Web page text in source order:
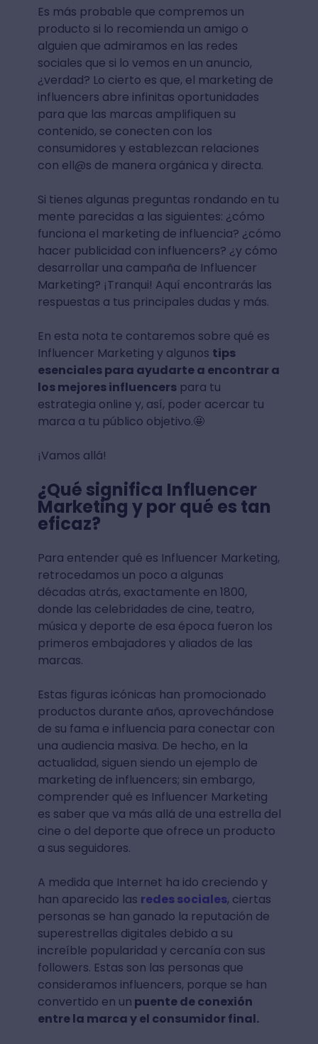
Es más probable que compremos un
producto si lo recomienda un amigo o
alguien que admiramos en las redes
sociales que si lo vemos en un anuncio,
¿verdad? Lo cierto es que, el marketing de
influencers abre infinitas oportunidades
para que las marcas amplifiquen su
contenido, se conecten con los
consumidores y establezcan relaciones
con ell@s de manera orgánica y directa.
Si tienes algunas preguntas rondando en tu
mente parecidas a las siguientes: ¿cómo
funciona el marketing de influencia? ¿cómo
hacer publicidad con influencers? ¿y cómo
desarrollar una campaña de Influencer
Marketing? ¡Tranqui! Aquí encontrarás las
respuestas a tus principales dudas y más.
En esta nota te contaremos sobre qué es
Influencer Marketing y algunos tips
esenciales para ayudarte a encontrar a
los mejores influencerspara tu
estrategia online y, así, poder acercar tu
marca a tu público objetivo.🤩
¡Vamos allá!
¿Qué significa Influencer
Marketing y por qué es tan
eficaz?
Para entender qué es Influencer Marketing,
retrocedamos un poco a algunas
décadas atrás, exactamente en 1800,
donde las celebridades de cine, teatro,
música y deporte de esa época fueron los
primeros embajadores y aliados de las
marcas.
Estas figuras icónicas han promocionado
productos durante años, aprovechándose
de su fama e influencia para conectar con
una audiencia masiva. De hecho, en la
actualidad, siguen siendo un ejemplo de
marketing de influencers; sin embargo,
comprender qué es Influencer Marketing
es saber que va más allá de una estrella del
cine o del deporte que ofrece un producto
a sus seguidores.
A medida que Internet ha ido creciendo y
han aparecido las redes sociales, ciertas
personas se han ganado la reputación de
superestrellas digitales debido a su
increíble popularidad y cercanía con sus
followers. Estas son las personas que
consideramos influencers, porque se han
convertido en un puente de conexión
entre la marca y el consumidor final.